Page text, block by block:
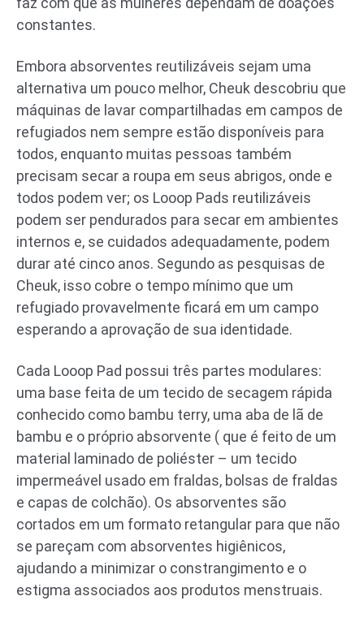
constantes.
Embora absorventes reutilizáveis ​​sejam uma
alternativa um pouco melhor, Cheuk descobriu que
máquinas de lavar compartilhadas em campos de
refugiados nem sempre estão disponíveis para
todos, enquanto muitas pessoas também
precisam secar a roupa em seus abrigos, onde e
todos podem ver; os Looop Pads reutilizáveis ​​
podem ser pendurados para secar em ambientes
internos e, se cuidados adequadamente, podem
durar até cinco anos. Segundo as pesquisas de
Cheuk, isso cobre o tempo mínimo que um
refugiado provavelmente ficará em um campo
esperando a aprovação de sua identidade.
Cada Looop Pad possui três partes modulares:
uma base feita de um tecido de secagem rápida
conhecido como bambu terry, uma aba de lã de
bambu e o próprio absorvente ( que é feito de um
material laminado de poliéster – um tecido
impermeável usado em fraldas, bolsas de fraldas
e capas de colchão). Os absorventes são
cortados em um formato retangular para que não
se pareçam com absorventes higiênicos,
ajudando a minimizar o constrangimento e o
estigma associados aos produtos menstruais.